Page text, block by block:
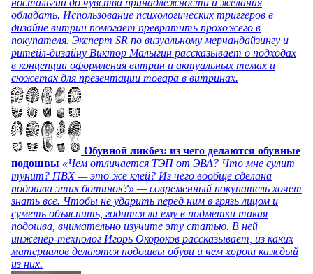
ностальгии до чувства принадлежности и желания
обладать. Использование психологических триггеров в
дизайне витрин помогает превратить прохожего в
покупателя. Эксперт SR по визуальному мерчандайзингу и
ритейл-дизайну Виктор Малыгин рассказывает о подходах
в концепции оформления витрин и актуальных темах и
сюжетах для презентации товара в витринах.
Обувной ликбез: из чего делаются обувные
подошвы «Чем отличается ТЭП от ЭВА? Что мне сулит
тунит? ПВХ — это же клей? Из чего вообще сделана
подошва этих ботинок?» — современный покупатель хочет
знать все. Чтобы не ударить перед ним в грязь лицом и
суметь объяснить, годится ли ему в подметки такая
подошва, внимательно изучите эту статью. В ней
инженер-технолог Игорь Окороков рассказывает, из каких
материалов делаются подошвы обуви и чем хорош каждый
из них.